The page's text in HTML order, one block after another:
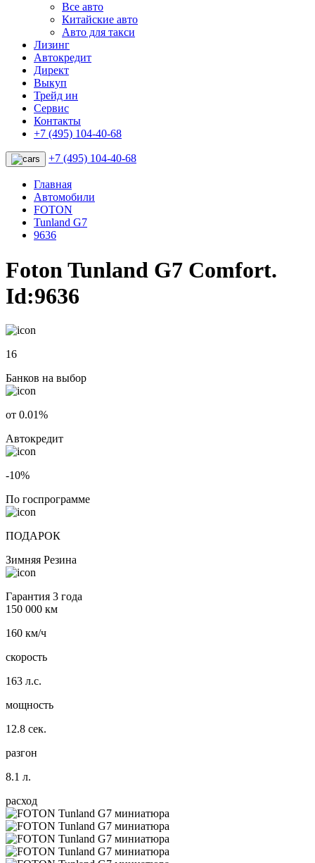
Все авто
Китайские авто
Авто для такси
Лизинг
Автокредит
Директ
Выкуп
Трейд ин
Сервис
Контакты
+7 (495) 104-40-68
+7 (495) 104-40-68
Главная
Автомобили
FOTON
Tunland G7
9636
Foton Tunland G7 Comfort.
Id:9636
16
Банков на выбор
от 0.01%
Автокредит
-10%
По госпрограмме
ПОДАРОК
Зимняя Резина
Гарантия 3 года
150 000 км
160 км/ч
скорость
163 л.с.
мощность
12.8 сек.
разгон
8.1 л.
расход